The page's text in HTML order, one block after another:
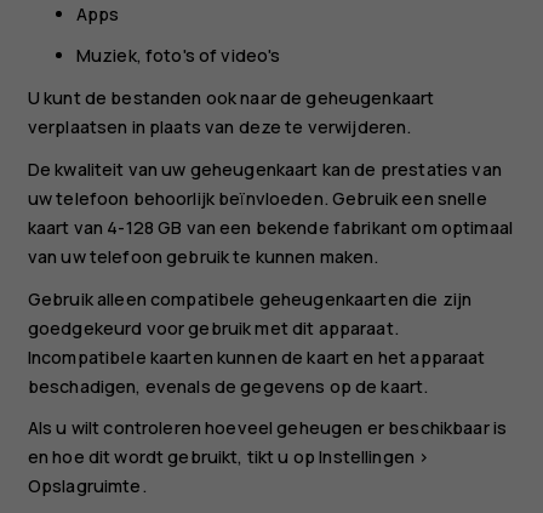
Apps
Muziek, foto's of video's
U kunt de bestanden ook naar de geheugenkaart
verplaatsen in plaats van deze te verwijderen.
De kwaliteit van uw geheugenkaart kan de prestaties van
uw telefoon behoorlijk beïnvloeden. Gebruik een snelle
kaart van 4-128 GB van een bekende fabrikant om optimaal
van uw telefoon gebruik te kunnen maken.
Gebruik alleen compatibele geheugenkaarten die zijn
goedgekeurd voor gebruik met dit apparaat.
Incompatibele kaarten kunnen de kaart en het apparaat
beschadigen, evenals de gegevens op de kaart.
Als u wilt controleren hoeveel geheugen er beschikbaar is
en hoe dit wordt gebruikt, tikt u opInstellingen >
Opslagruimte.